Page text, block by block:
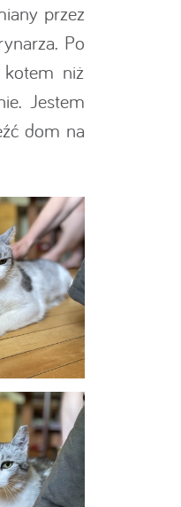
przez
Po
kotem niż
Jestem
dom na